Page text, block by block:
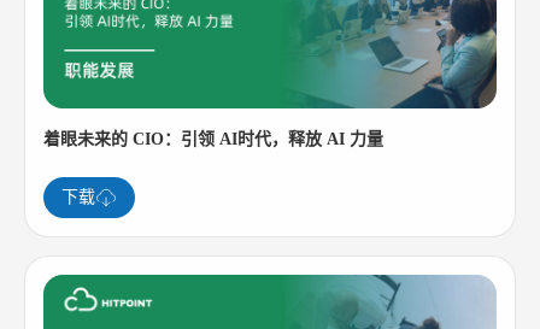
着眼未来的 CIO：引领 AI时代，释放 AI 力量
下载